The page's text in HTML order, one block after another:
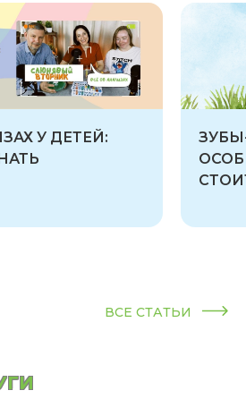
У ДЕТЕЙ:
ВСЕ СТАТЬИ